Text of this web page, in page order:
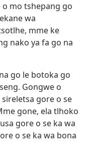
mo tshepang go
wa
mme ke
nako ya fa go na
go le botoka go
Gongwe o
gore o se
gone, ela tlhoko
gore o se ka wa
o se ka wa bona